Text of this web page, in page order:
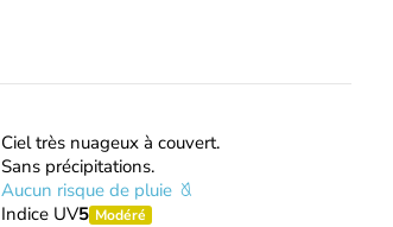
Ciel très nuageux à couvert.
Sans précipitations.
Aucun risque de pluie
Indice UV5 Modéré